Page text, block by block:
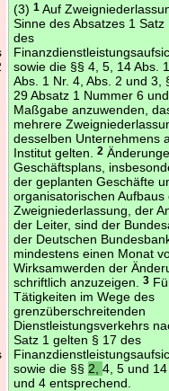
(3)1 Auf
Sinne des Absatzes 1
des
sowie die §§ 4, 5, 14 Abs.
Abs. 1 Nr. 4, Abs. 2 und 3,
29 Absatz 1 Nummer 6
Maßgabe anzuwenden,
mehrere
desselben Unternehmens
Institut gelten.2
Geschäftsplans,
der geplanten Geschäfte
organisatorischen Aufbaus
Zweigniederlassung, der
der Leiter, sind der
der Deutschen
mindestens einen Monat
Wirksamwerden der
schriftlich anzuzeigen.3
Tätigkeiten im Wege des
grenzüberschreitenden
Dienstleistungsverkehrs
Satz 1 gelten § 17 des
sowie die §§ 2,4, 5 und
und 4 entsprechend.